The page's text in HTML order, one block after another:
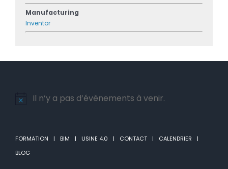
Manufacturing
Inventor
Notice
Il n’y a pas d’évènements à venir.
FORMATION BIM USINE 4.0 CONTACT
CALENDRIER
BLOG